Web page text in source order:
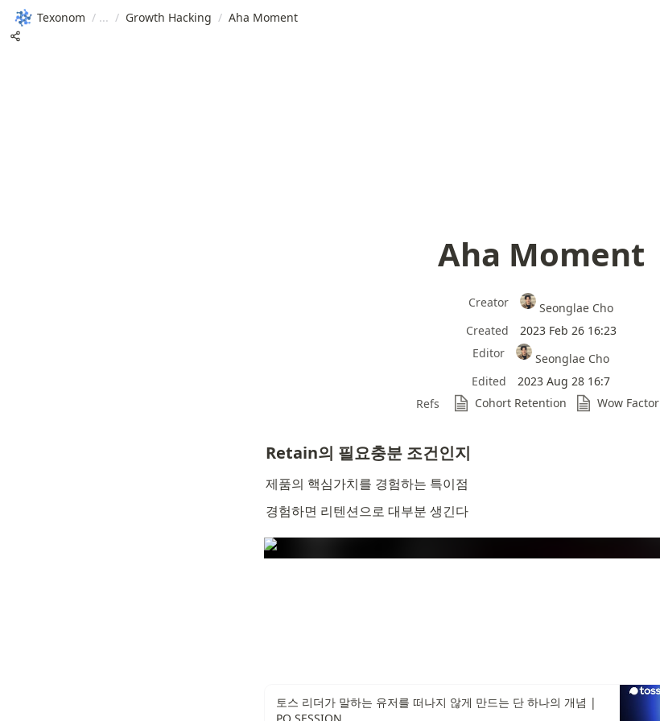
Texonom / / Growth Hacking / Aha Moment
Aha Moment
Creator
Seonglae Cho
Created
2023 Feb 26 16:23
Editor
Seonglae Cho
Edited
2023 Aug 28 16:7
Refs
Cohort Retention Wow Factor
Retain의 필요충분 조건인지
제품의 핵심가치를 경험하는 특이점
경험하면 리텐션으로 대부분 생긴다
토스 리더가 말하는 유저를 떠나지 않게 만드는 단 하나의 개념 |
PO SESSION